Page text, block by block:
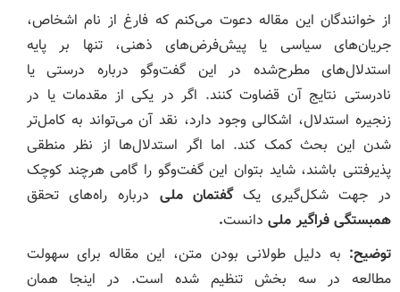
از خوانندگان این مقاله دعوت می‌کنم که فارغ از نام اشخاص،
جریان‌های سیاسی یا پیش‌فرض‌های ذهنی، تنها بر پایه
استدلال‌های مطرح‌شده در این گفت‌وگو درباره درستی یا
نادرستی نتایج آن قضاوت کنند. اگر در یکی از مقدمات یا در
زنجیره استدلال، اشکالی وجود دارد، نقد آن می‌تواند به کامل‌تر
شدن این بحث کمک کند. اما اگر استدلال‌ها از نظر منطقی
پذیرفتنی باشند، شاید بتوان این گفت‌وگو را گامی هرچند کوچک
در جهت شکل‌گیری یکگفتمان ملی درباره راه‌های تحقق
همبستگی فراگیر ملیدانست.
توضیح: به دلیل طولانی بودن متن، این مقاله برای سهولت
مطالعه در سه بخش تنظیم شده است. در اینجا همان